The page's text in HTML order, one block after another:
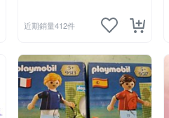
近期銷量412件